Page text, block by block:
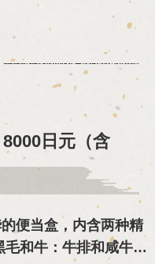
日元（含
便当盒，内含两种精
毛和牛：牛排和咸牛